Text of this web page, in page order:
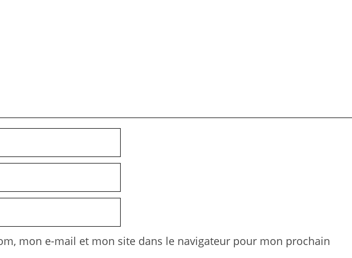
mon e-mail et mon site dans le navigateur pour mon prochain